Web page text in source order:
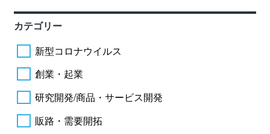
カテゴリー
新型コロナウイルス
創業・起業
研究開発/商品・サービス開発
販路・需要開拓